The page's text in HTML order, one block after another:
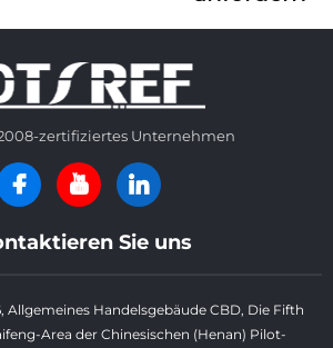
zertifiziertes Unternehmen
Sie uns
Allgemeines Handelsgebäude CBD, Die Fifth
Area der Chinesischen (Henan) Pilot-